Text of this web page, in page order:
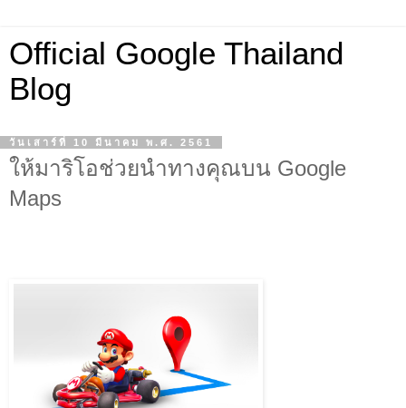
Official Google Thailand
Blog
วันเสาร์ที่ 10 มีนาคม พ.ศ. 2561
ให้มาริโอช่วยนำทางคุณบน Google
Maps